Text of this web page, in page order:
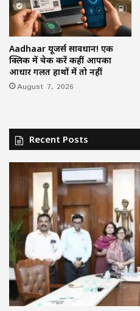
Aadhaar यूजर्स सावधान! एक
क्लिक में चेक करें कहीं आपका
आधार गलत हाथों में तो नहीं
August 7, 2026
Recent Posts